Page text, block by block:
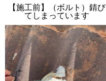
【施工前】（ボルト）錆び
てしまっています